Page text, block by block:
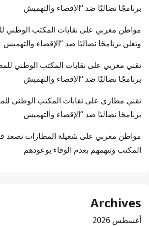
برنامجًا نضاليًا ضد “الإقصاء والتهميش
مواطن مغربي على نقابات المكتب الوطني
وتعلن برنامجًا نضاليًا ضد “الإقصاء والتهميش
تقني مغربي على نقابات المكتب الوطني
برنامجًا نضاليًا ضد “الإقصاء والتهميش
تقني مطاري على نقابات المكتب الوطني
برنامجًا نضاليًا ضد “الإقصاء والتهميش
مواطن مغربي على شغيلة المطارات
المكتب وتتهمهم بعدم الوفاء بوعودهم
Archives
أغسطس 2026